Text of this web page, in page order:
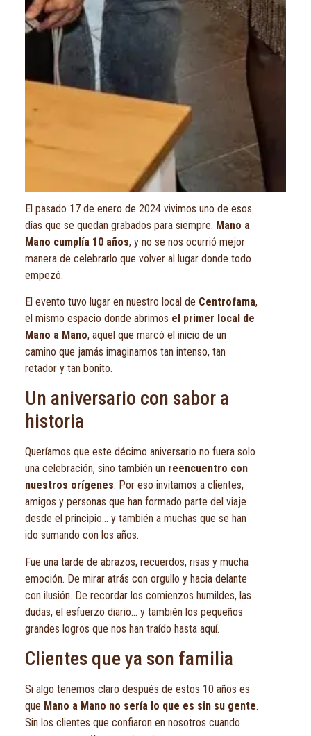
El pasado 17 de enero de 2024 vivimos uno de esos
días que se quedan grabados para siempre. Mano a
Mano cumplía 10 años, y no se nos ocurrió mejor
manera de celebrarlo que volver al lugar donde todo
empezó.
El evento tuvo lugar en nuestro local de Centrofama,
el mismo espacio donde abrimos el primer local de
Mano a Mano, aquel que marcó el inicio de un
camino que jamás imaginamos tan intenso, tan
retador y tan bonito.
Un aniversario con sabor a
historia
Queríamos que este décimo aniversario no fuera solo
una celebración, sino también un reencuentro con
nuestros orígenes. Por eso invitamos a clientes,
amigos y personas que han formado parte del viaje
desde el principio… y también a muchas que se han
ido sumando con los años.
Fue una tarde de abrazos, recuerdos, risas y mucha
emoción. De mirar atrás con orgullo y hacia delante
con ilusión. De recordar los comienzos humildes, las
dudas, el esfuerzo diario… y también los pequeños
grandes logros que nos han traído hasta aquí.
Clientes que ya son familia
Si algo tenemos claro después de estos 10 años es
que Mano a Mano no sería lo que es sin su gente.
Sin los clientes que confiaron en nosotros cuando